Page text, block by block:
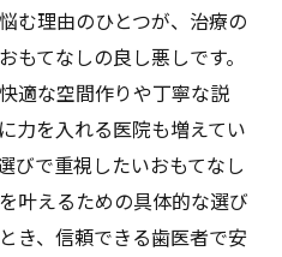
む理由のひとつが、治療の
てなしの良し悪しです。
適な空間作りや丁寧な説
力を入れる医院も増えてい
びで重視したいおもてなし
叶えるための具体的な選び
き、信頼できる歯医者で安